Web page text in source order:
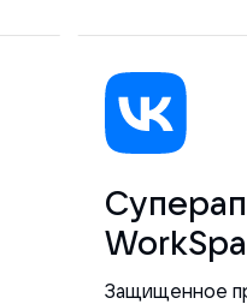
Защищенное